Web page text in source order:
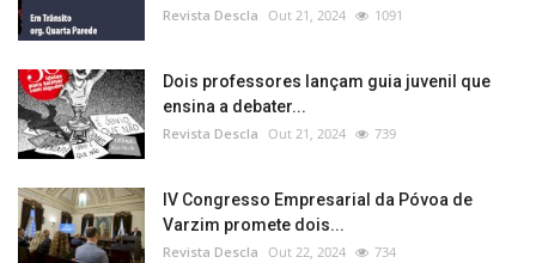
Revista Descla Out 21, 2024 1091
Dois professores lançam guia juvenil que
ensina a debater...
Revista Descla Out 21, 2024 739
IV Congresso Empresarial da Póvoa de
Varzim promete dois...
Revista Descla Out 22, 2024 734